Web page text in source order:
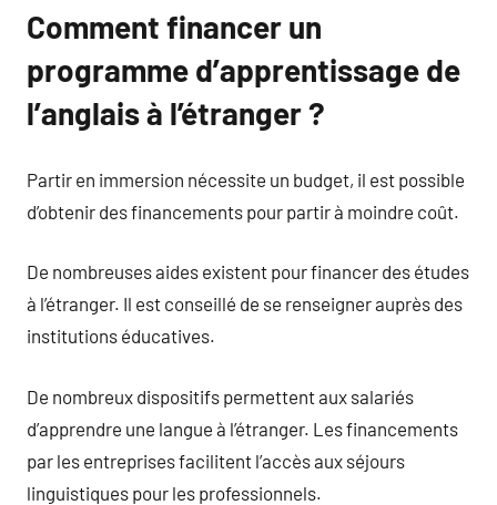
Comment financer un
programme d’apprentissage de
l’anglais à l’étranger ?
Partir en immersion nécessite un budget, il est possible
d’obtenir des financements pour partir à moindre coût.
De nombreuses aides existent pour financer des études
à l’étranger. Il est conseillé de se renseigner auprès des
institutions éducatives.
De nombreux dispositifs permettent aux salariés
d’apprendre une langue à l’étranger. Les financements
par les entreprises facilitent l’accès aux séjours
linguistiques pour les professionnels.